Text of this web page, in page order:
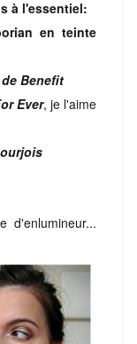
à l'essentiel:
en teinte
Benefit
Ever, je l'aime
d'enlumineur...